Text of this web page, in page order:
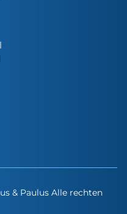
& Paulus Alle rechten